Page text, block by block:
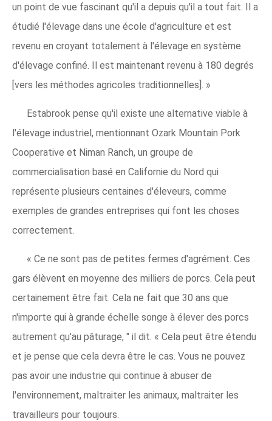
un point de vue fascinant qu'il a depuis qu'il a tout fait. Il a
étudié l'élevage dans une école d'agriculture et est
revenu en croyant totalement à l'élevage en système
d'élevage confiné. Il est maintenant revenu à 180 degrés
[vers les méthodes agricoles traditionnelles]. »
Estabrook pense qu'il existe une alternative viable à
l'élevage industriel, mentionnant Ozark Mountain Pork
Cooperative et Niman Ranch, un groupe de
commercialisation basé en Californie du Nord qui
représente plusieurs centaines d'éleveurs, comme
exemples de grandes entreprises qui font les choses
correctement.
« Ce ne sont pas de petites fermes d'agrément. Ces
gars élèvent en moyenne des milliers de porcs. Cela peut
certainement être fait. Cela ne fait que 30 ans que
n'importe qui à grande échelle songe à élever des porcs
autrement qu'au pâturage, " il dit. « Cela peut être étendu
et je pense que cela devra être le cas. Vous ne pouvez
pas avoir une industrie qui continue à abuser de
l'environnement, maltraiter les animaux, maltraiter les
travailleurs pour toujours.